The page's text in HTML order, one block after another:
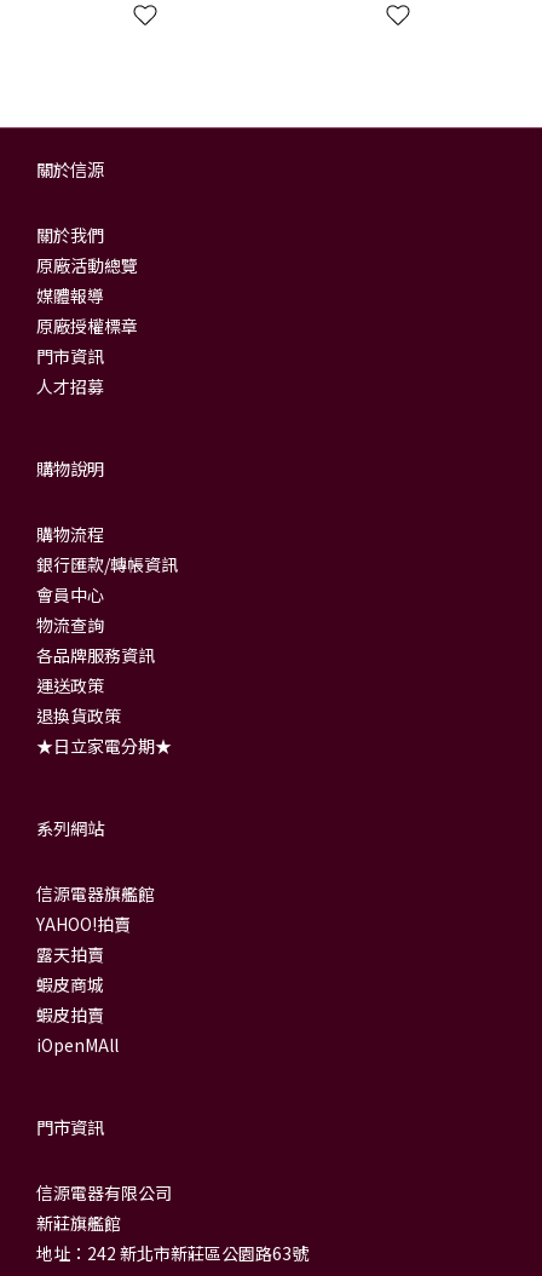
關於信源
關於我們
原廠活動總覽
媒體報導
原廠授權標章
門市資訊
人才招募
購物說明
購物流程
銀行匯款/轉帳資訊
會員中心
物流查詢
各品牌服務資訊
運送政策
退換貨政策
★日立家電分期★
系列網站
信源電器旗艦館
YAHOO!拍賣
露天拍賣
蝦皮商城
蝦皮拍賣
iOpenMAll
門市資訊
信源電器有限公司
新莊旗艦館
地址：242 新北市新莊區公園路63號